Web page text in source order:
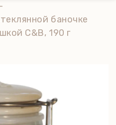
баночке
C&B, 190 г